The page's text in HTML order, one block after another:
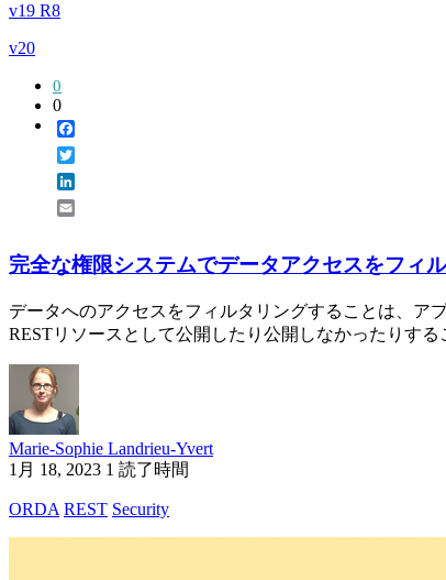
v19 R8
v20
0
0
完全な権限システムでデータアクセスをフィ
データへのアクセスをフィルタリングすることは、ア
RESTリソースとして公開したり公開しなかったりす
Marie-Sophie Landrieu-Yvert
1月 18, 2023 1 読了時間
ORDA REST Security